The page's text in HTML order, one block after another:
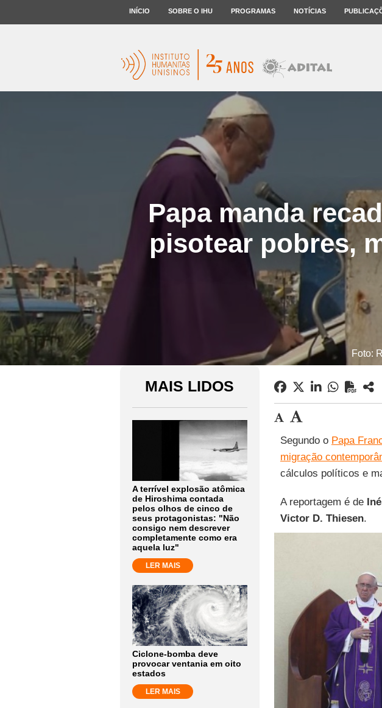
INÍCIO SOBRE O IHU PROGRAMAS NOTÍCIAS
Papa manda
pisotear pobres,
Foto:
MAIS LIDOS
A terrível explosão atômica
de Hiroshima contada
pelos olhos de cinco de
seus protagonistas: "Não
consigo nem descrever
completamente como era
aquela luz"
LER MAIS
Ciclone-bomba deve
provocar ventania em oito
estados
LER MAIS
Segundo o Papa
migração
cálculos políticos e
A reportagem é de
Victor D. Thiesen.